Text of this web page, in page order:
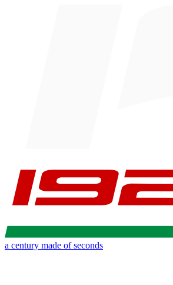
a century made of seconds